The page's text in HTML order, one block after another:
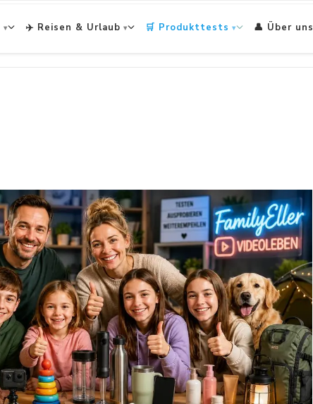
✈️ Reisen & Urlaub 🛒 Produkttests 👤 Über uns